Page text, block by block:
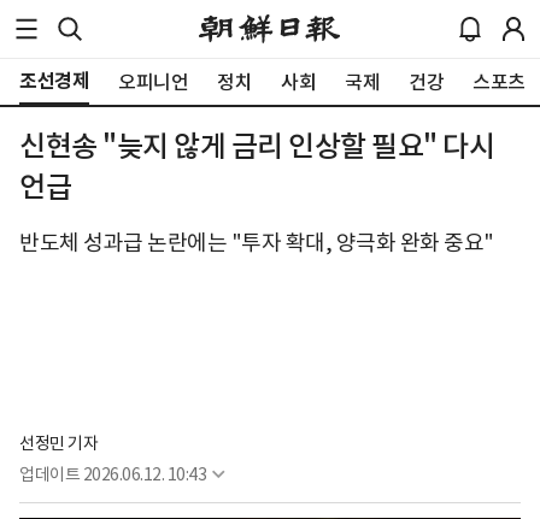
조선경제 오피니언 정치 사회 국제 건강 스포츠
신현송 "늦지 않게 금리 인상할 필요" 다시
언급
반도체 성과급 논란에는 "투자 확대, 양극화 완화 중요"
선정민 기자
업데이트 2026.06.12. 10:43